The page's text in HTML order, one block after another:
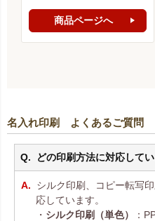
商品ページへ
名入れ印刷 よくあるご質問
どの印刷方法に対応して
シルク印刷、コピー転写
応しています。
・ シルク印刷（単色）
：